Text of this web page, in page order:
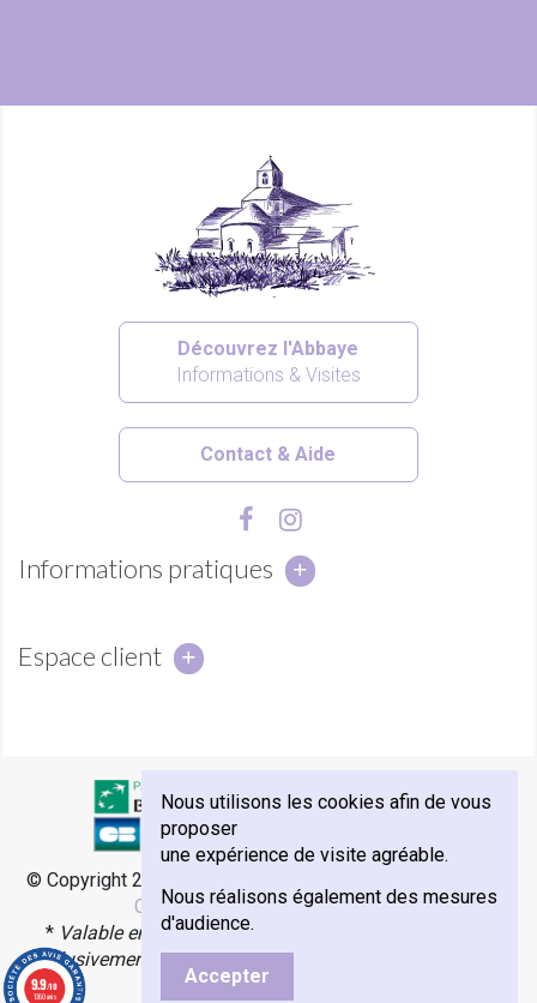
Découvrez l'Abbaye
Informations & Visites
Contact & Aide
Informations pratiques
Espace client
© Copyright 2018 - Abbaye Notre-Dame de Sénanque -
Commerce par Agence Velcome
*Valable en France Métropolitaine, Monaco et Corse.
Exclusivement avec les transporteurs Colissimo, Mondial
Relay & Chronopost.
Nous utilisons les cookies afin de vous
proposer
une expérience de visite agréable.
Nous réalisons également des mesures
d'audience.
Accepter
9.9/10
1360 avis